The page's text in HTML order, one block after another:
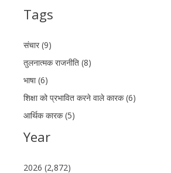
Tags
संचार (9)
तुलनात्मक राजनीति (8)
भाषा (6)
शिक्षा को प्रभावित करने वाले कारक (6)
आर्थिक कारक (5)
Year
2026 (2,872)